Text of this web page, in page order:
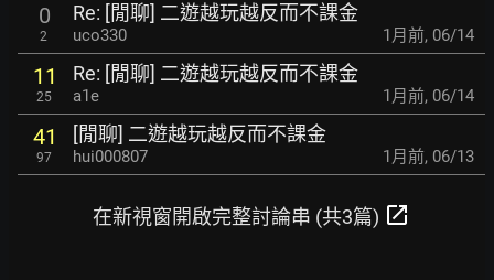
0
2
Re: [閒聊] 二遊越玩越反而不課金
uco330 1月前, 06/14
11
25
Re: [閒聊] 二遊越玩越反而不課金
a1e 1月前, 06/14
41
97
[閒聊] 二遊越玩越反而不課金
hui000807 1月前, 06/13
在新視窗開啟完整討論串 (共3篇) open_in_new